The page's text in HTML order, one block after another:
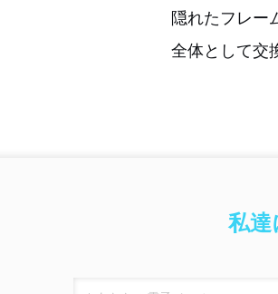
隠れたフレー
全体として交
私達